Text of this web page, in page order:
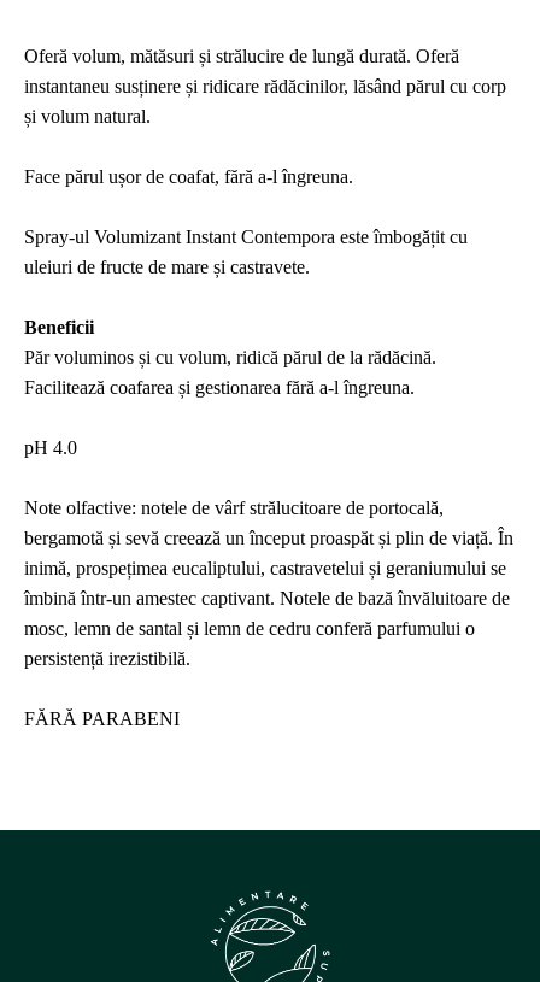
Oferă volum, mătăsuri și strălucire de lungă durată. Oferă
instantaneu susținere și ridicare rădăcinilor, lăsând părul cu corp
și volum natural.
Face părul ușor de coafat, fără a-l îngreuna.
Spray-ul Volumizant Instant Contempora este îmbogățit cu
uleiuri de fructe de mare și castravete.
Beneficii
Păr voluminos și cu volum, ridică părul de la rădăcină.
Facilitează coafarea și gestionarea fără a-l îngreuna.
pH 4.0
Note olfactive: notele de vârf strălucitoare de portocală,
bergamotă și sevă creează un început proaspăt și plin de viață. În
inimă, prospețimea eucaliptului, castravetelui și geraniumului se
îmbină într-un amestec captivant. Notele de bază învăluitoare de
mosc, lemn de santal și lemn de cedru conferă parfumului o
persistență irezistibilă.
FĂRĂ PARABENI